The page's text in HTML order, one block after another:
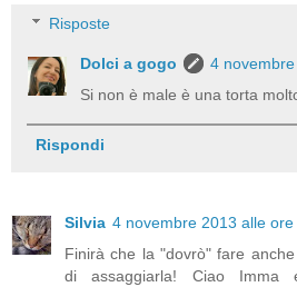
Risposte
Dolci a gogo
4
Si non è male è una torta
Rispondi
Silvia 4 novembre 2013 alle ore
Finirà che la "dovrò" fare
di assaggiarla! Ciao Imma